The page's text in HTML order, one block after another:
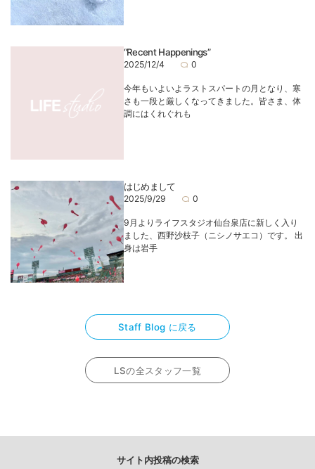
“Recent Happenings”
2025/12/4 0
今年もいよいよラストスパートの月となり、寒
さも一段と厳しくなってきました。皆さま、体
調にはくれぐれも
はじめまして
2025/9/29 0
9月よりライフスタジオ仙台泉店に新しく入り
ました、西野沙枝子（ニシノサエコ）です。 出
身は岩手
Staff Blog に戻る
LSの全スタッフ一覧
サイト内投稿の検索